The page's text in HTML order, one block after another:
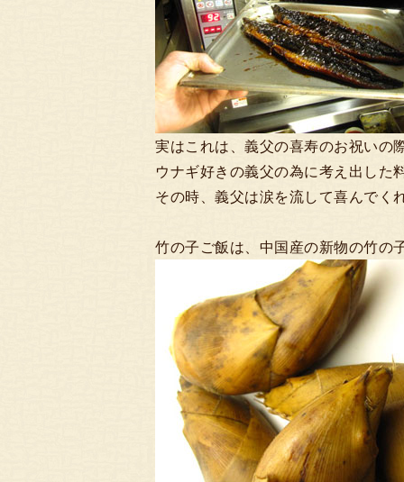
実はこれは、義父の喜寿のお祝いの
ウナギ好きの義父の為に考え出した
その時、義父は涙を流して喜んでく
竹の子ご飯は、中国産の新物の竹の